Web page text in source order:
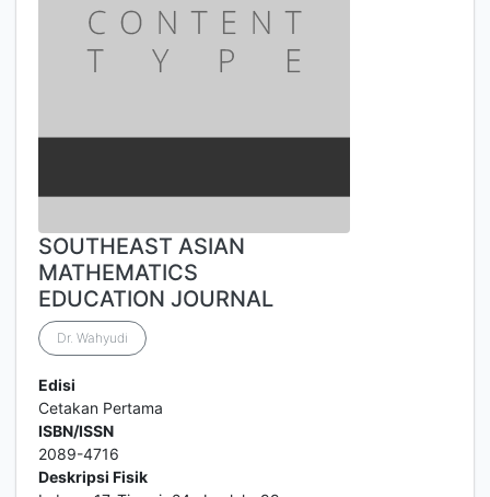
SOUTHEAST ASIAN
MATHEMATICS
EDUCATION JOURNAL
Dr. Wahyudi
Edisi
Cetakan Pertama
ISBN/ISSN
2089-4716
Deskripsi Fisik